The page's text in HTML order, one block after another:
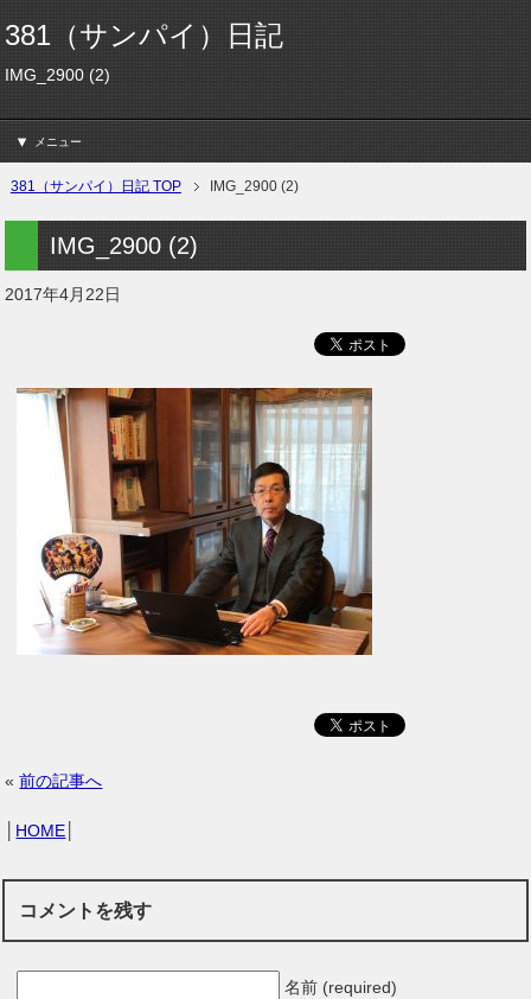
381（サンパイ）日記
IMG_2900 (2)
メニュー
381（サンパイ）日記 TOP IMG_2900 (2)
IMG_2900 (2)
2017年4月22日
«前の記事へ
HOME
コメントを残す
名前 (required)